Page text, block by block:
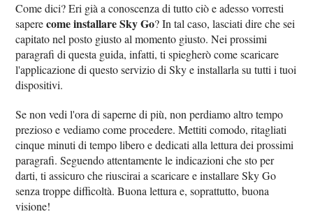
Come dici? Eri già a conoscenza di tutto ciò e adesso vorresti
saperecome installare Sky Go? In tal caso, lasciati dire che sei
capitato nel posto giusto al momento giusto. Nei prossimi
paragrafi di questa guida, infatti, ti spiegherò come scaricare
l'applicazione di questo servizio di Sky e installarla su tutti i tuoi
dispositivi.
Se non vedi l'ora di saperne di più, non perdiamo altro tempo
prezioso e vediamo come procedere. Mettiti comodo, ritagliati
cinque minuti di tempo libero e dedicati alla lettura dei prossimi
paragrafi. Seguendo attentamente le indicazioni che sto per
darti, ti assicuro che riuscirai a scaricare e installare Sky Go
senza troppe difficoltà. Buona lettura e, soprattutto, buona
visione!